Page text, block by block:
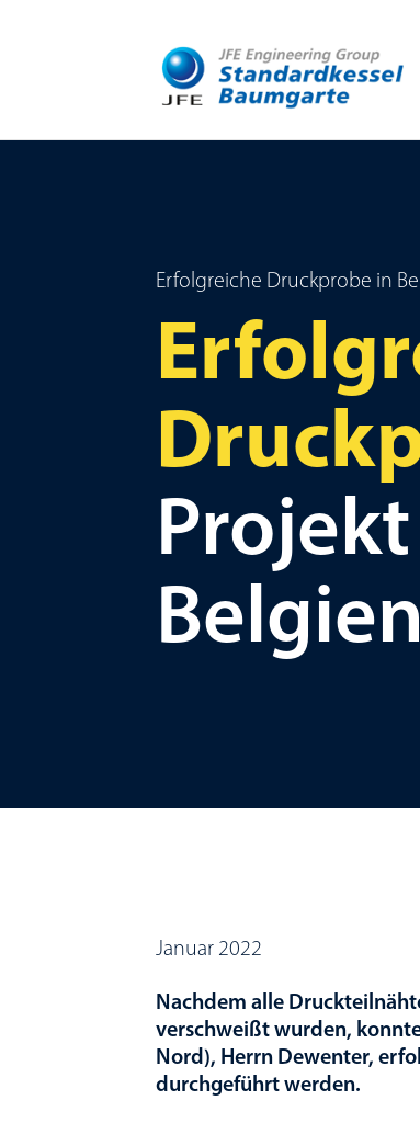
Erfolgreiche Druckprobe in
Belgien
Januar 2022
Nachdem alle
verschweißt wurden,
Nord), Herrn Dewenter,
durchgeführt werden.